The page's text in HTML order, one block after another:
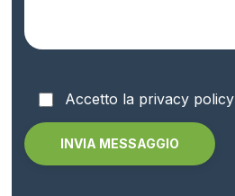
Accetto la privacy policy